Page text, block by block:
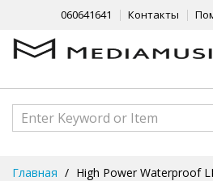
060641641 Контакты
Главная High Power Waterproof